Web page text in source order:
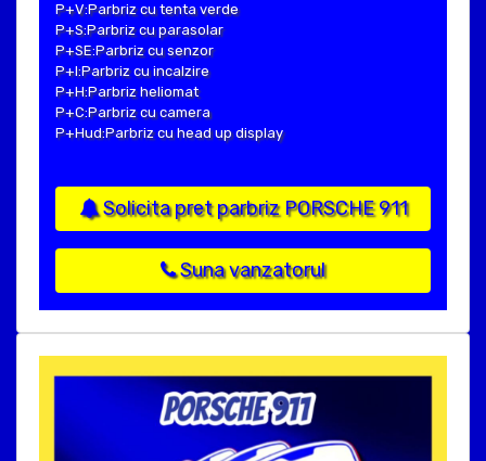
P+V:Parbriz cu tenta verde
P+S:Parbriz cu parasolar
P+SE:Parbriz cu senzor
P+I:Parbriz cu incalzire
P+H:Parbriz heliomat
P+C:Parbriz cu camera
P+Hud:Parbriz cu head up display
Solicita pret parbriz PORSCHE 911
Suna vanzatorul